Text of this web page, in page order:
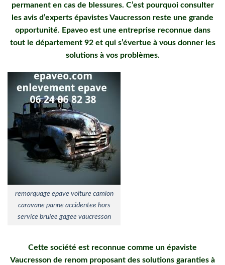
permanent en cas de blessures. C’est pourquoi consulter
les avis d’experts épavistes Vaucresson reste une grande
opportunité. Epaveo est une entreprise reconnue dans
tout le département 92 et qui s’évertue à vous donner les
solutions à vos problèmes.
remorquage epave voiture camion
caravane panne accidentee hors
service brulee gagee vaucresson
Cette société est reconnue comme un épaviste
Vaucresson de renom proposant des solutions garanties à